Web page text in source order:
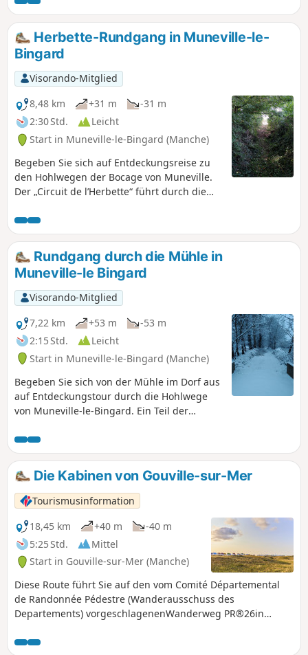
Herbette-Rundgang in Muneville-le-
Bingard
Visorando-Mitglied
8,48 km
+31 m
-31 m
2:30 Std.
Leicht
Start in Muneville-le-Bingard (Manche)
Begeben Sie sich auf Entdeckungsreise zu
den Hohlwegen der Bocage von Muneville.
Der „Circuit de l’Herbette“ führt durch die
durchquert Wiesen- und Heidelandschaften.
Ein Teil der Hohlwege wurde 2021 und 2022
von den Freiwilligen des Vereins „Bocage et
Patrimoine Munevillais“ wiedereröffnet.
Rundgang durch die Mühle in
Muneville-le Bingard
Visorando-Mitglied
7,22 km
+53 m
-53 m
2:15 Std.
Leicht
Start in Muneville-le-Bingard (Manche)
Begeben Sie sich von der Mühle im Dorf aus
auf Entdeckungstour durch die Hohlwege
von Muneville-le-Bingard. Ein Teil der
Vereins „Bocage et Patrimoine Munevillais”
wieder geöffnet. Die Pflege einiger Wege
wird von Freiwilligen je nach Verfügbarkeit
übernommen, sodass das Gras zu
bestimmten Jahreszeiten etwas hoch sein
kann.
Die Kabinen von Gouville-sur-Mer
Tourismusinformation
18,45 km
+40 m
-40 m
5:25 Std.
Mittel
Start in Gouville-sur-Mer (Manche)
Diese Route führt Sie auf den vom Comité Départemental
de Randonnée Pédestre (Wanderausschuss des
Departements) vorgeschlagenenWanderweg PR®26in
schöne Wege durch die Bocage-Landschaft erkunden.